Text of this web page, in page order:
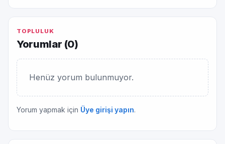
TOPLULUK
Yorumlar (0)
Henüz yorum bulunmuyor.
Yorum yapmak için Üye girişi yapın.